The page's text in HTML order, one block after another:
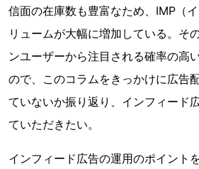
信面の在庫数も豊富なため、IMP（
リュームが大幅に増加している。そ
ンユーザーから注目される確率の高
ので、このコラムをきっかけに広告
ていないか振り返り、インフィード
ていただきたい。
インフィード広告の運用のポイント